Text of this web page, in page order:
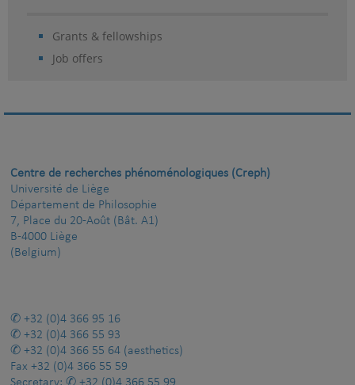
Grants & fellowships
Job offers
Centre de recherches phénoménologiques (Creph)
Université de Liège
Département de Philosophie
7, Place du 20-Août (Bât. A1)
B-4000 Liège
(Belgium)
+32 (0)4 366 95 16
+32 (0)4 366 55 93
+32 (0)4 366 55 64 (aesthetics)
Fax +32 (0)4 366 55 59